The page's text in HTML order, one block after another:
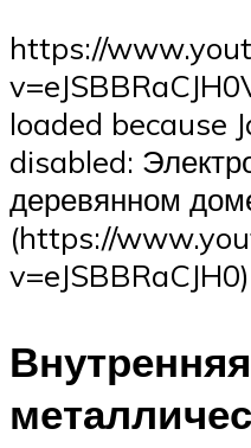
https://
loaded because
disabled:
деревянном
(https://
v=eJSBBRaCJH0)